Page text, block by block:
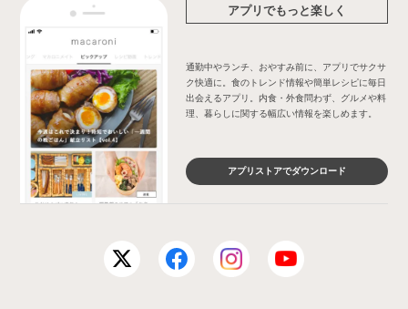
アプリでもっと楽しく
通勤中やランチ、おやすみ前に、アプリでサクサ
ク快適に。食のトレンド情報や簡単レシピに毎日
出会えるアプリ。内食・外食問わず、グルメや料
理、暮らしに関する幅広い情報を楽しめます。
アプリストアでダウンロード